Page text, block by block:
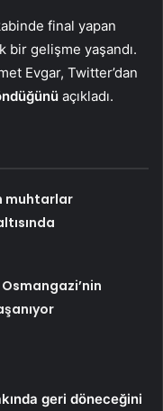
final yapan
bir gelişme yaşandı.
Evgar, Twitter’dan
açıkladı.
muhtarlar
geri döneceğini